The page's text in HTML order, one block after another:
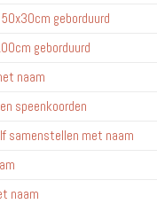
geborduurd
geborduurd
naam
speenkoorden
samenstellen met naam
naam